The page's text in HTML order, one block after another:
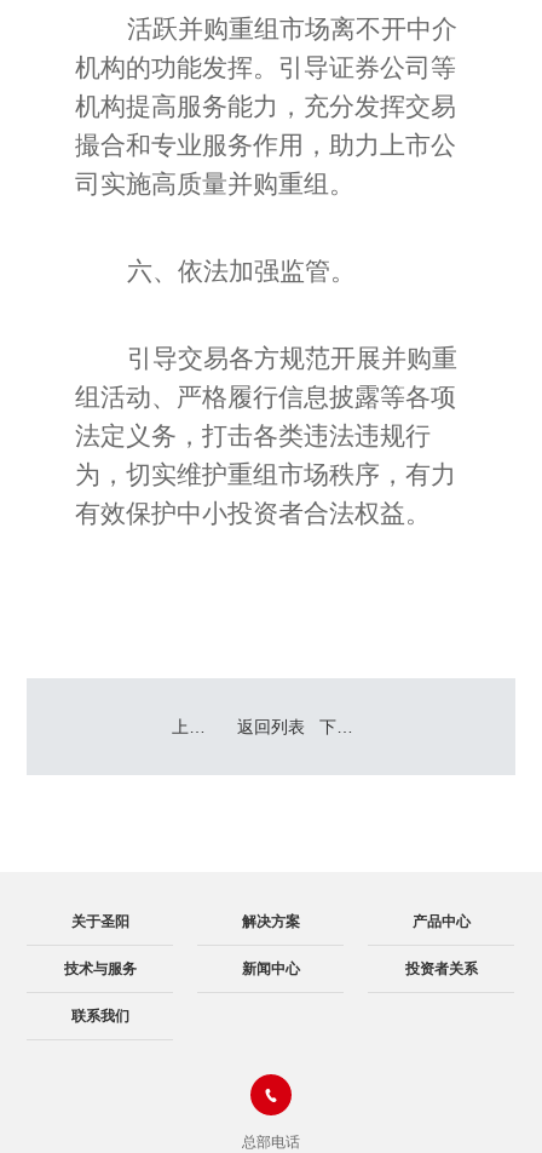
活跃并购重组市场离不开中介
机构的功能发挥。引导证券公司等
机构提高服务能力，充分发挥交易
撮合和专业服务作用，助力上市公
司实施高质量并购重组。
六、依法加强监管。
引导交易各方规范开展并购重
组活动、严格履行信息披露等各项
法定义务，打击各类违法违规行
为，切实维护重组市场秩序，有力
有效保护中小投资者合法权益。
上一篇：CDCC2024|圣阳方案 智算未来 返回列表 下一篇：2024年金融教育宣传月｜金融为民谱新篇 守护权益防风险
关于圣阳 解决方案 产品中心
技术与服务 新闻中心 投资者关系
联系我们

总部电话